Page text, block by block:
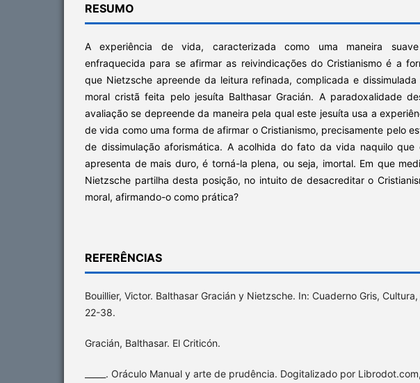
RESUMO
A experiência de vida, caracterizada como uma maneira
enfraquecida para se afirmar as reivindicações do Cristianismo é a
que Nietzsche apreende da leitura refinada, complicada e dissimulada
moral cristã feita pelo jesuíta Balthasar Gracián. A paradoxalidade
avaliação se depreende da maneira pela qual este jesuíta usa a
de vida como uma forma de afirmar o Cristianismo, precisamente pelo
de dissimulação aforismática. A acolhida do fato da vida naquilo que
apresenta de mais duro, é torná-la plena, ou seja, imortal. Em que
Nietzsche partilha desta posição, no intuito de desacreditar o
moral, afirmando-o como prática?
REFERÊNCIAS
Bouillier, Victor. Balthasar Gracián y Nietzsche. In: Cuaderno Gris, Cultura,
22-38.
Gracián, Balthasar. El Criticón.
_____. Oráculo Manual y arte de prudência. Dogitalizado por Librodot.com,